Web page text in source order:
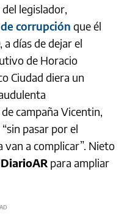
legislador,
corrupción que él
días de dejar el
de Horacio
Ciudad diera un
campaña Vicentin,
pasar por el
a complicar”. Nieto
para ampliar